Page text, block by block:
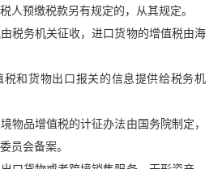
人预缴税款另有规定的，从其规定。
税务机关征收，进口货物的增值税由海
税和货物出口报关的信息提供给税务机
物品增值税的计征办法由国务院制定，
员会备案。